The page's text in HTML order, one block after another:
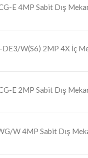
E 4MP Sabit Dış
W(S6) 2MP 4X İç
E 2MP Sabit Dış
W 4MP Sabit Dış